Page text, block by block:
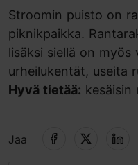
Stroomin puisto on
piknikpaikka.
lisäksi siellä on
urheilukentät, useita
Hyvä tietää: kesäisin
Jaa